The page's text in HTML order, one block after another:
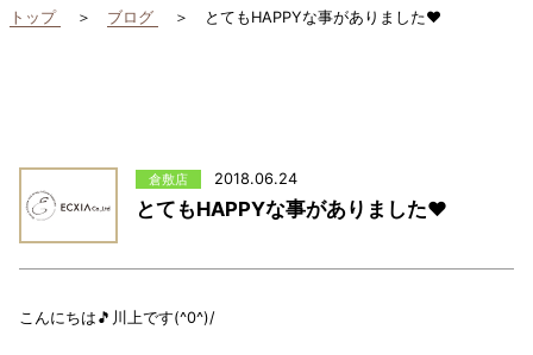
トップ ブログ とてもHAPPYな事がありました❤
倉敷店 2018.06.24
とてもHAPPYな事がありました❤
こんにちは🎵川上です(^0^)/